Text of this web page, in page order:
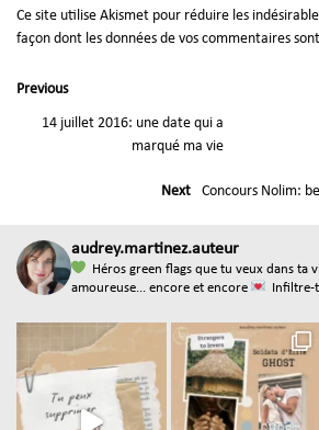
Ce site utilise Akismet pour réduire les
façon dont les données de vos commentaires
Previous
14 juillet 2016: une date qui a
marqué ma vie
Next Concours Nolim:
audrey.martinez.auteur
Héros green flags que tu veux dans ta
amoureuse... encore et encore
Infiltre-